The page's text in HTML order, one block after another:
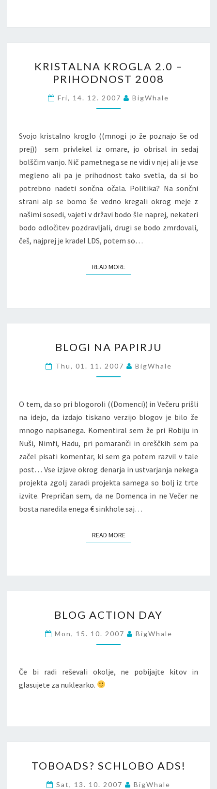
KROGLA
2.0
–
PRIHODNOST
KRISTALNA KROGLA 2.0 –
PRIHODNOST 2008
Fri, 14. 12. 2007 BigWhale
Svojo kristalno kroglo ((mnogi jo že poznajo še od
prej)) sem privlekel iz omare, jo obrisal in sedaj
bolščim vanjo. Nič pametnega se ne vidi v njej ali je vse
megleno ali pa je prihodnost tako svetla, da si bo
potrebno nadeti sončna očala. Politika? Na sončni
strani alp se bomo še vedno kregali okrog meje z
našimi sosedi, vajeti v državi bodo šle naprej, nekateri
bodo odločitev pozdravljali, drugi se bodo zmrdovali,
češ, najprej je kradel LDS, potem so…
READ MOREREAD MORE
NA
PAPIRJU
BLOGI NA PAPIRJU
Thu, 01. 11. 2007 BigWhale
O tem, da so pri blogoroli ((Domenci)) in Večeru prišli
na idejo, da izdajo tiskano verzijo blogov je bilo že
mnogo napisanega. Komentiral sem že pri Robiju in
Nuši, Nimfi, Hadu, pri pomaranči in oreščkih sem pa
začel pisati komentar, ki sem ga potem razvil v tale
post… Vse izjave okrog denarja in ustvarjanja nekega
projekta zgolj zaradi projekta samega so bolj iz trte
izvite. Prepričan sem, da ne Domenca in ne Večer ne
bosta naredila enega € sinkhole saj…
READ MOREREAD MORE
ACTION
DAY
BLOG ACTION DAY
Mon, 15. 10. 2007 BigWhale
Če bi radi reševali okolje, ne pobijajte kitov in
glasujete za nuklearko.
SCHLOBO
ADS!
TOBOADS? SCHLOBO ADS!
Sat, 13. 10. 2007 BigWhale